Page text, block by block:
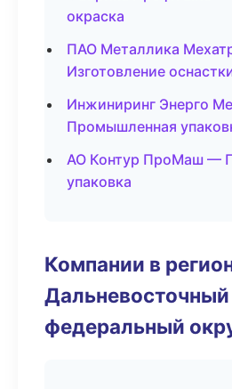
окраска
ПАО Металлика
Изготовление
Инжиниринг Энерго
Промышленная
АО Контур ПроМаш —
упаковка
Компании в
Дальневосточный
федеральный